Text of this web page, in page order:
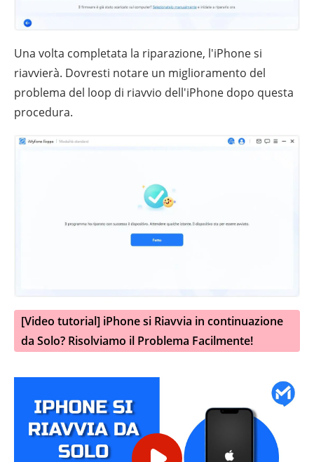
Una volta completata la riparazione, l'iPhone si
riavvierà. Dovresti notare un miglioramento del
problema del loop di riavvio dell'iPhone dopo questa
procedura.
[Video tutorial] iPhone si Riavvia in continuazione
da Solo? Risolviamo il Problema Facilmente!